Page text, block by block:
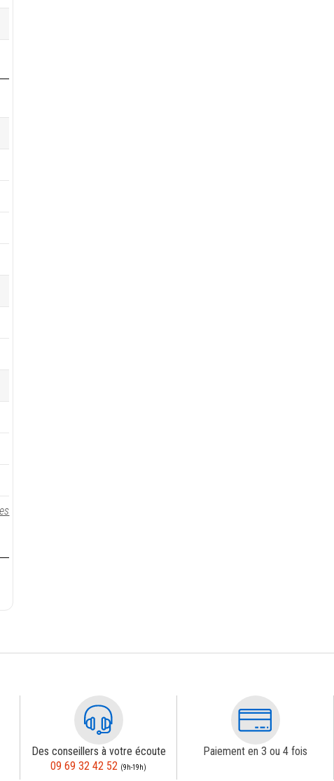
Des conseillers à votre écoute
09 69 32 42 52 (9h-19h)
Paiement en 3 ou 4 fois